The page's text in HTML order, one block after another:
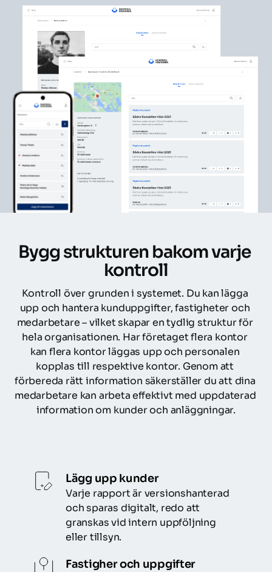
Bygg strukturen bakom varje
kontroll
Kontroll över grunden i systemet. Du kan lägga
upp och hantera kunduppgifter, fastigheter och
medarbetare – vilket skapar en tydlig struktur för
hela organisationen. Har företaget flera kontor
kan flera kontor läggas upp och personalen
kopplas till respektive kontor. Genom att
förbereda rätt information säkerställer du att dina
medarbetare kan arbeta effektivt med uppdaterad
information om kunder och anläggningar.
Lägg upp kunder
Varje rapport är versionshanterad
och sparas digitalt, redo att
granskas vid intern uppföljning
eller tillsyn.
Fastigher och uppgifter